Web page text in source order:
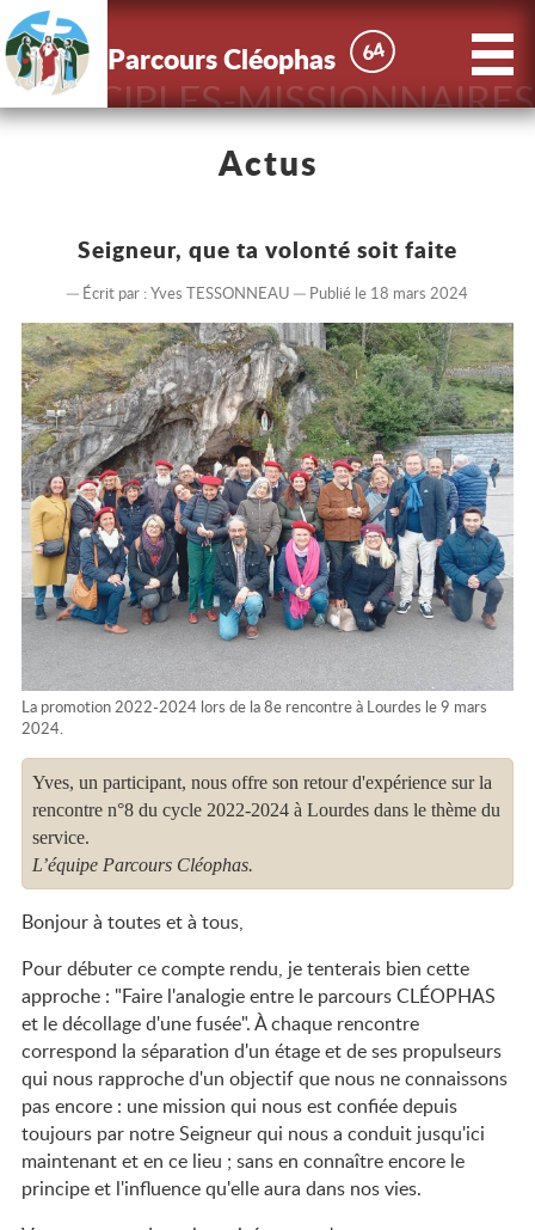
Parcours
Cléophas
64
X
Le Parcours
Nous
connaître
Contact
Inscriptions
2026-2028
DISCIPLES-MISSIONNAIRES
Parcours Cléophas 64
Actus
Seigneur, que ta volonté soit faite
Écrit par :Yves TESSONNEAU Publié le 18 mars 2024
La promotion 2022-2024 lors de la 8e rencontre à Lourdes le 9 mars
2024.
Yves, un participant, nous offre son retour d'expérience sur la
rencontre n°8 du cycle 2022-2024 à Lourdes dans le thème du
service.
L’équipe Parcours Cléophas.
Bonjour à toutes et à tous,
Pour débuter ce compte rendu, je tenterais bien cette
approche : "Faire l'analogie entre le parcours CLÉOPHAS
et le décollage d'une fusée". À chaque rencontre
correspond la séparation d'un étage et de ses propulseurs
qui nous rapproche d'un objectif que nous ne connaissons
pas encore : une mission qui nous est confiée depuis
toujours par notre Seigneur qui nous a conduit jusqu'ici
maintenant et en ce lieu ; sans en connaître encore le
principe et l'influence qu'elle aura dans nos vies.